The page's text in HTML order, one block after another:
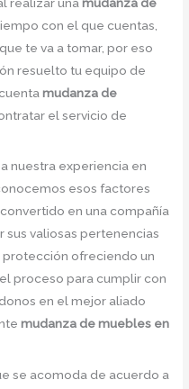
con el que cuentas,
te va a tomar, por eso
resuelto tu equipo de
mudanza de
el servicio de
nuestra experiencia en
esos factores
en una compañía
valiosas pertenencias
protección ofreciendo un
proceso para cumplir con
en el mejor aliado
mudanza de muebles en
se acomoda de acuerdo a